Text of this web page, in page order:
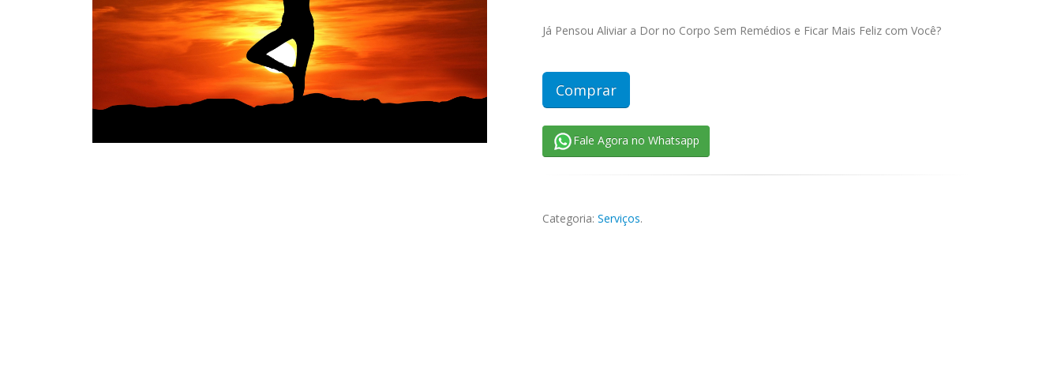
Já Pensou Aliviar a Dor no Corpo Sem Remédios e Ficar Mais Feliz com Você?
Comprar
Fale Agora no Whatsapp
Categoria: Serviços.